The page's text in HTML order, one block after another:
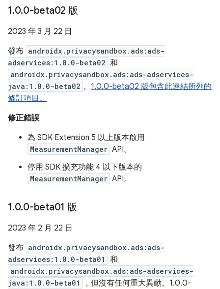
1.0.0-beta02 版
2023 年 3 月 22 日
發布 androidx.privacysandbox.ads:ads-
adservices:1.0.0-beta02 和
androidx.privacysandbox.ads:ads-adservices-
java:1.0.0-beta02 。 1.0.0-beta02 版包含此連結所列的
修訂項目。
修正錯誤
為 SDK Extension 5 以上版本啟用
MeasurementManager API。
停用 SDK 擴充功能 4 以下版本的
MeasurementManager API。
1.0.0-beta01 版
2023 年 2 月 22 日
發布 androidx.privacysandbox.ads:ads-
adservices:1.0.0-beta01
和
androidx.privacysandbox.ads:ads-adservices-
java:1.0.0-beta01
，但沒有任何重大異動。1.0.0-